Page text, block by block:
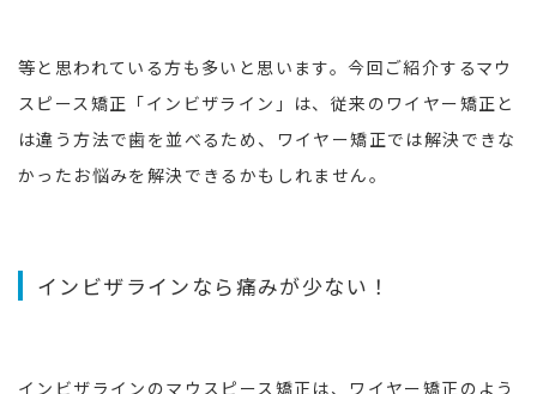
等と思われている方も多いと思います。今回ご紹介するマウ
スピース矯正「インビザライン」は、従来のワイヤー矯正と
は違う方法で歯を並べるため、ワイヤー矯正では解決できな
かったお悩みを解決できるかもしれません。
インビザラインなら痛みが少ない！
インビザラインのマウスピース矯正は、ワイヤー矯正のよう